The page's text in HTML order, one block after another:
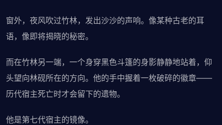
窗外，夜风吹过竹林，发出沙沙的声响。像某种古老的耳
语，像即将揭晓的秘密。
而在竹林另一端，一个身穿黑色斗篷的身影静静地站着，仰
头望向林砚所在的方向。他的手中握着一枚破碎的徽章——
历代宿主死亡时才会留下的遗物。
他是第七代宿主的镜像。